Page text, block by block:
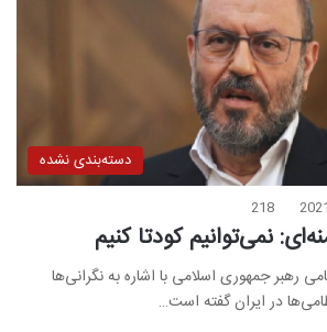
دسته‌بندی نشده
218
نمی‌توانیم کودتا کنیم
رهبر جمهوری اسلامی با اشاره به نگرانی‌ها
در ایران گفته است…